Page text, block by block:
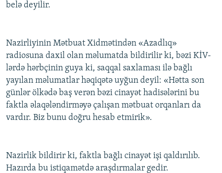
belə deyilir.
Nazirliyinin Mətbuat Xidmətindən «Azadlıq»
radiosuna daxil olan məlumatda bildirilir ki, bəzi KİV-
lərdə hərbçinin guya ki, saqqal saxlaması ilə bağlı
yayılan məlumatlar həqiqətə uyğun deyil: «Hətta son
günlər ölkədə baş verən bəzi cinayət hadisələrini bu
faktla əlaqələndirməyə çalışan mətbuat orqanları da
vardır. Biz bunu doğru hesab etmirik».
Nazirlik bildirir ki, faktla bağlı cinayət işi qaldırılıb.
Hazırda bu istiqamətdə araşdırmalar gedir.